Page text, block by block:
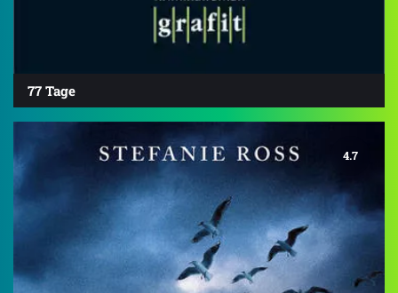
77 Tage
4.7